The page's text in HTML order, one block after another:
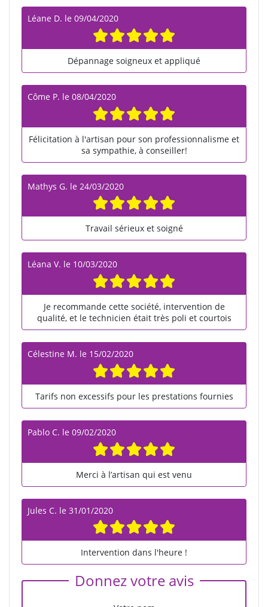
Léane D. le 09/04/2020
Dépannage soigneux et appliqué
Côme P. le 08/04/2020
Félicitation à l'artisan pour son professionnalisme et
sa sympathie, à conseiller!
Mathys G. le 24/03/2020
Travail sérieux et soigné
Léana V. le 10/03/2020
Je recommande cette société, intervention de
qualité, et le technicien était très poli et courtois
Célestine M. le 15/02/2020
Tarifs non excessifs pour les prestations fournies
Pablo C. le 09/02/2020
Merci à l’artisan qui est venu
Jules C. le 31/01/2020
Intervention dans l'heure !
Donnez votre avis